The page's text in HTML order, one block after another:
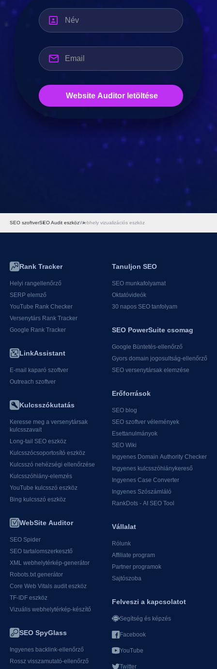
SEO szoftverSEO Audit eszközWebhely vizualizációs eszköz
Rank Tracker
Helyi rangellenőrző
SERP elemző
YouTube Rank Checker
Versenytárs Rank Tracker
Google Rank Tracker
LinkAssistant
E-mail kaparó szoftver
Outreach szoftver
Kulcsszókutatás
Keresse meg a versenytársak
kulcsszavait
Long-tail SEO eszköz
Kulcsszócsoportosító eszköz
Kulcsszó nehézségi ellenőrzése
Kulcsszóhiány-elemzés
YouTube kulcsszó eszköz
Bing kulcsszó eszköz
WebSite Auditor
SEO Spider
SEO tartalomszerkesztő
XML webhelytérkép-generátor
Robots.txt generátor
Core Web Vitals audit eszköz
TF-IDF eszköz
Vizuális webhelytérkép-készítő
SEO SpyGlass
Ingyenes backlink-ellenőrző
Rossz visszamutató-ellenőrző
Tanuljon SEO
SEO munkafolyamat
Oktatóvideók
30 napos SEO tanfolyam
SEO PowerSuite csomag
Google Büntetés-ellenőrző
Gyors domain jogosultság-ellenőrző
SEO versenytársak elemzése
Erőforrások
SEO blog
SEO szoftver vélemények
Esettanulmányok
SEO Wiki
Ingyenes Domain Authority Checker
Ingyenes kulcsszóhiánykereső
Ingyenes Case Converter
Ingyenes Szószámláló
RankDots - AI SEO Tool
Vállalat
Rólunk
Affiliate program
Partner programok
Sajtószoba
Felveszi a kapcsolatot
Segítség és képzés
Facebook
YouTube
Twitter